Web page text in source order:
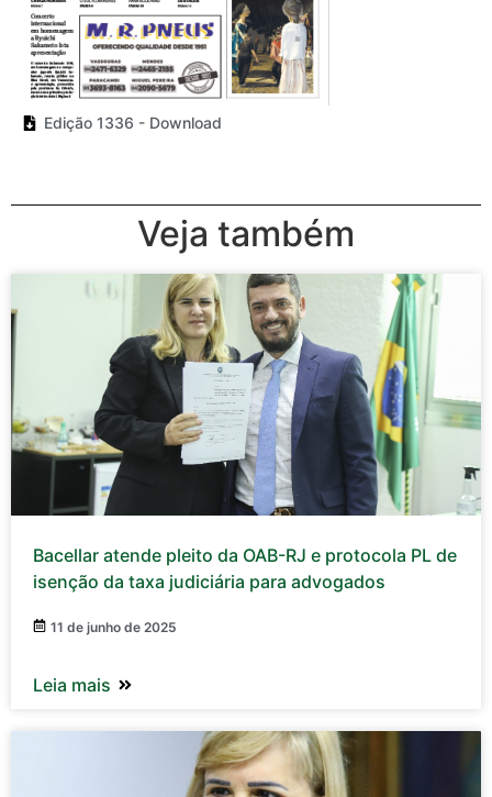
Edição 1336 - Download
Veja também
Bacellar atende pleito da OAB-RJ e protocola PL de
isenção da taxa judiciária para advogados
11 de junho de 2025
Leia mais